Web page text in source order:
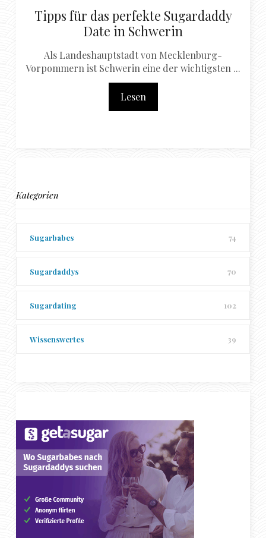
Tipps für das perfekte Sugardaddy
Date in Schwerin
Als Landeshauptstadt von Mecklenburg-
Vorpommern ist Schwerin eine der wichtigsten ...
Lesen
Kategorien
Sugarbabes 74
Sugardaddys 70
Sugardating 102
Wissenswertes 39